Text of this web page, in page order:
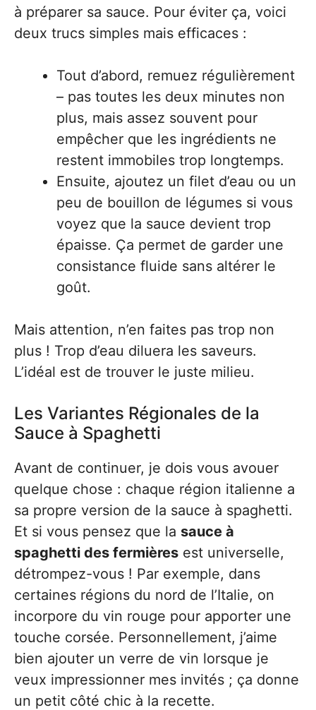
à préparer sa sauce. Pour éviter ça, voici
deux trucs simples mais efficaces :
Tout d’abord, remuez régulièrement
– pas toutes les deux minutes non
plus, mais assez souvent pour
empêcher que les ingrédients ne
restent immobiles trop longtemps.
Ensuite, ajoutez un filet d’eau ou un
peu de bouillon de légumes si vous
voyez que la sauce devient trop
épaisse. Ça permet de garder une
consistance fluide sans altérer le
goût.
Mais attention, n’en faites pas trop non
plus ! Trop d’eau diluera les saveurs.
L’idéal est de trouver le juste milieu.
Les Variantes Régionales de la
Sauce à Spaghetti
Avant de continuer, je dois vous avouer
quelque chose : chaque région italienne a
sa propre version de la sauce à spaghetti.
Et si vous pensez que la sauce à
spaghetti des fermières est universelle,
détrompez-vous ! Par exemple, dans
certaines régions du nord de l’Italie, on
incorpore du vin rouge pour apporter une
touche corsée. Personnellement, j’aime
bien ajouter un verre de vin lorsque je
veux impressionner mes invités ; ça donne
un petit côté chic à la recette.